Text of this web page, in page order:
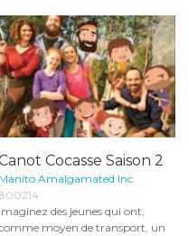
Cocasse Saison 2
Manito Amalgamated Inc.
Imaginez des jeunes qui ont,
moyen de transport, un